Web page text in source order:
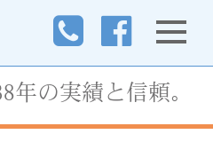
年の実績と信頼。